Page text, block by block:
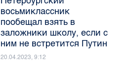
восьмиклассник
пообещал взять в
заложники школу, если с
ним не встретится Путин
20.04.2023, 9:12